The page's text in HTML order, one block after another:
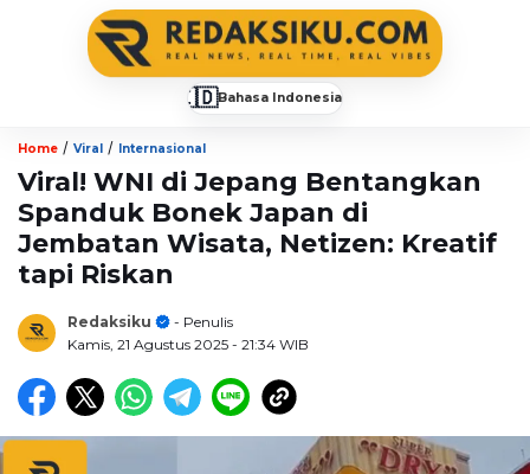
🇮🇩Bahasa Indonesia
Home / Viral / Internasional
Viral! WNI di Jepang Bentangkan
Spanduk Bonek Japan di
Jembatan Wisata, Netizen: Kreatif
tapi Riskan
Redaksiku
- Penulis
Kamis, 21 Agustus 2025 - 21:34 WIB